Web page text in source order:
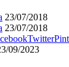
23/07/2018
23/07/2018
Twitter
09/2023